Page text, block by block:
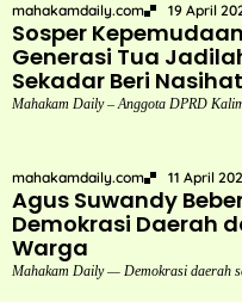
mahakamdaily.com 19 April
Sosper
Generasi Tua
Sekadar Beri Nasihat
Mahakam Daily – Anggota DPRD
mahakamdaily.com 11 April
Agus Suwandy
Demokrasi Daerah
Warga
Mahakam Daily — Demokrasi daerah